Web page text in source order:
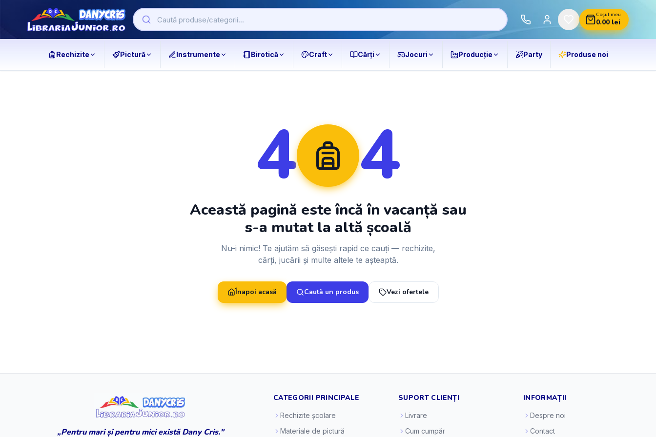
Coșul meu
0.00lei
Rechizite Pictură Instrumente Birotică Craft Cărți Jocuri Producție Party Produse noi
4 4
Această pagină este încă în vacanță sau
s-a mutat la altă școală
Nu-i nimic! Te ajutăm să găsești rapid ce cauți — rechizite,
cărți, jucării și multe altele te așteaptă.
Înapoi acasă Caută un produs Vezi ofertele
„Pentru mari și pentru mici există Dany Cris."
CATEGORII PRINCIPALE
Rechizite școlare
Materiale de pictură
SUPORT CLIENȚI
Livrare
Cum cumpăr
INFORMAȚII
Despre noi
Contact